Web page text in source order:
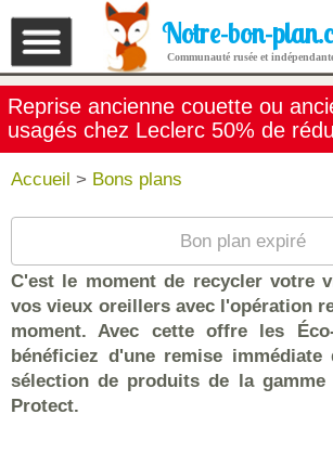
Notre-bon-
Communauté rusée et
Reprise ancienne couette ou
usagés chez Leclerc 50% de
Accueil > Bons plans
Bon plan expiré
C'est le moment de recycler votre
vos vieux oreillers avec l'opération
moment. Avec cette offre les Éco-
bénéficiez d'une remise immédiate
sélection de produits de la gamme
Protect.